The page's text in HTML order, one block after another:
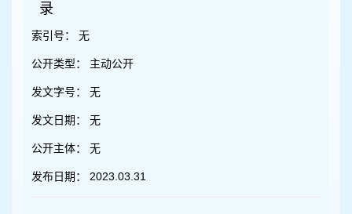
录
索引号： 无
公开类型： 主动公开
发文字号： 无
发文日期： 无
公开主体： 无
发布日期： 2023.03.31